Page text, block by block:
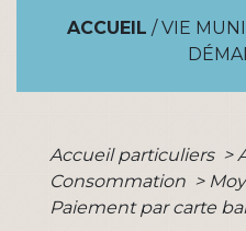
ACCUEIL / VIE
Accueil particuliers >
Consommation >
Paiement par carte